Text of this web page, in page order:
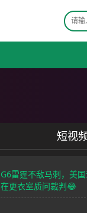
短视
G6雷霆不敌马刺，美
在更衣室质问裁判😂